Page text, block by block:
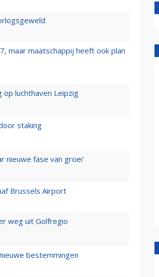
maar maatschappij heeft ook plan
op luchthaven Leipzig
staking
nieuwe fase van groei'
Brussels Airport
weg uit Golfregio
bestemmingen